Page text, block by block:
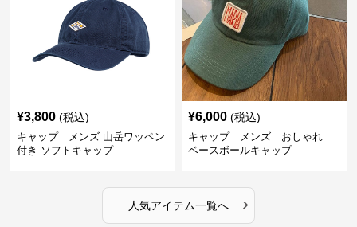
¥3,800 (税込)
キャップ メンズ 山岳ワッペン
付き ソフトキャップ
¥6,000 (税込)
キャップ メンズ おしゃれ
ベースボールキャップ
人気アイテム一覧へ ›